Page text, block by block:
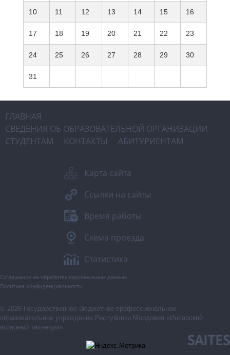
10 11 12 13 14 15 16
17 18 19 20 21 22 23
24 25 26 27 28 29 30
31
ГЛАВНАЯ
СВЕДЕНИЯ ОБ ОБРАЗОВАТЕЛЬНОЙ ОРГАНИЗАЦИИ
СТУДЕНТАМ
КОНТАКТЫ АБИТУРИЕНТАМ
Карта сайта
Ссылки на сайты
Время работы
Схема проезда
Статистика
Соглашение на обработку персональных данных
Политика конфиденциальности
© 2026 Государственное бюджетное профессиональное
образовательное учреждение Республики Мордовия «Инсарский
аграрный техникум»
SAITES